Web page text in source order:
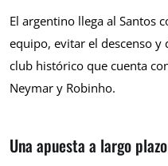
El argentino llega al Santos
equipo, evitar el descenso
club histórico que cuenta
Neymar y Robinho.
Una apuesta a largo plazo